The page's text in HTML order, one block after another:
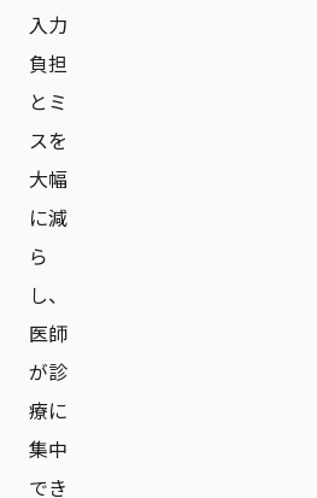
入力
負担
とミ
スを
大幅
に減
ら
し、
医師
が診
療に
集中
でき